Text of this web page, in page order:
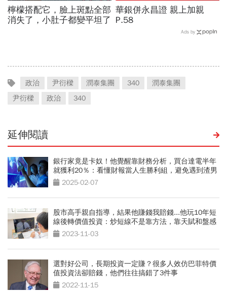
檸檬搭配它，臉上斑點全部
消失了，小肚子都變平坦了
華銀併永昌證 親上加親
P.58
Ads by
政治 尹衍樑 潤泰集團 340
潤泰集團
尹衍樑
政治 340
延伸閱讀
銀行家竟是卡奴！他覺醒靠財務分析，買台達電半年
就獲利20％：看懂財報當人生勝利組，避免遇到渣男
股 2025-02-07
股市高手親自指導，結果他賺錢我賠錢...他玩10年短
線後轉價值投資：炒短線不是靠方法，靠天賦和盤感
2023-11-03
選對好公司，長期投資一定賺？很多人效仿巴菲特價
值投資法卻賠錢，他們往往搞錯了3件事
2022-11-15